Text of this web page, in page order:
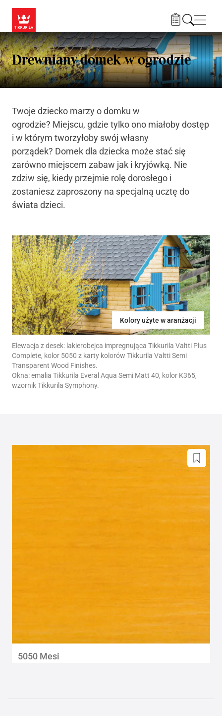
Drewniany domek w ogrodzie
Twoje dziecko marzy o domku w
ogrodzie? Miejscu, gdzie tylko ono miałoby dostęp
i w którym tworzyłoby swój własny
porządek? Domek dla dziecka może stać się
zarówno miejscem zabaw jak i kryjówką. Nie
zdziw się, kiedy przejmie rolę dorosłego i
zostaniesz zaproszony na specjalną ucztę do
świata dzieci.
Kolory użyte w aranżacji
Elewacja z desek: lakierobejca impregnująca Tikkurila Valtti Plus
Complete, kolor 5050 z karty kolorów Tikkurila Valtti Semi
Transparent Wood Finishes.
Okna: emalia Tikkurila Everal Aqua Semi Matt 40, kolor K365,
wzornik Tikkurila Symphony.
5050 Mesi